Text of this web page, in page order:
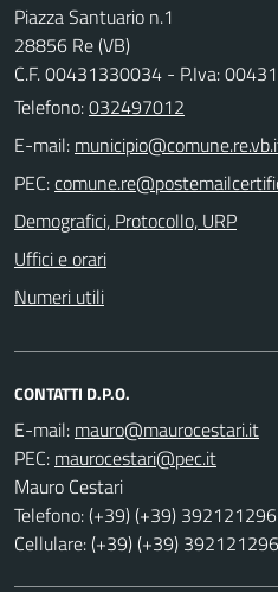
Piazza Santuario n.1
28856 Re (VB)
C.F. 00431330034 - P.Iva:
Telefono:032497012
E-mail:
PEC:
Demografici, Protocollo, URP
Uffici e orari
Numeri utili
CONTATTI D.P.O.
E-mail:
PEC:
Mauro Cestari
Telefono: (+39) (+39)
Cellulare: (+39) (+39)